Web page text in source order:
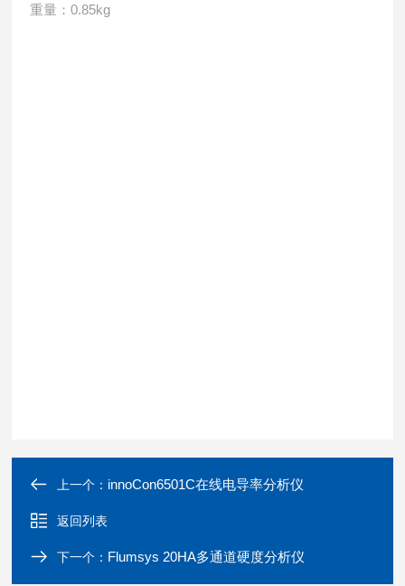
重量：0.85kg
上一个： innoCon6501C在线电导率分析仪
返回列表
下一个： Flumsys 20HA多通道硬度分析仪